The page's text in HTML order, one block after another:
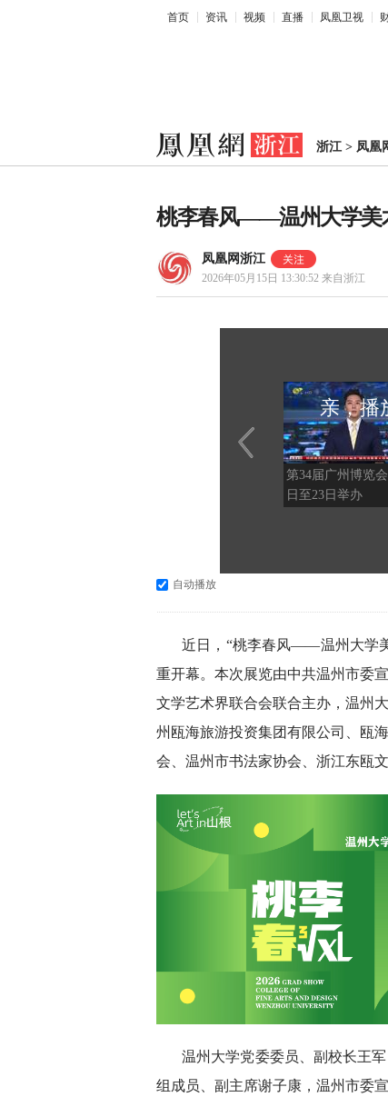
首页 资讯 视频 直播 凤凰卫视
浙江> 凤凰
桃李春风——温州大学美
凤凰网浙江
2026年05月15日 13:30:52 来自浙江
亲，播
第34届广州博览
日至23日举办
自动播放
近日，“桃李春风——温州大学
重开幕。本次展览由中共温州市委
文学艺术界联合会联合主办，温州
州瓯海旅游投资集团有限公司、瓯
会、温州市书法家协会、浙江东瓯
温州大学党委委员、副校长王
组成员、副主席谢子康，温州市委